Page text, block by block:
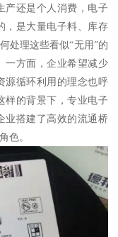
产还是个人消费，电子
，是大量电子料、库存
处理这些看似“无用”的
一方面，企业希望减少
源循环利用的理念也呼
样的背景下，专业电子
业搭建了高效的流通桥
色。